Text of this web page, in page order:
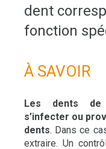
dent
fonction
À SAVOIR
Les dents de
s’infecter ou
dents. Dans ce
extraire. Un